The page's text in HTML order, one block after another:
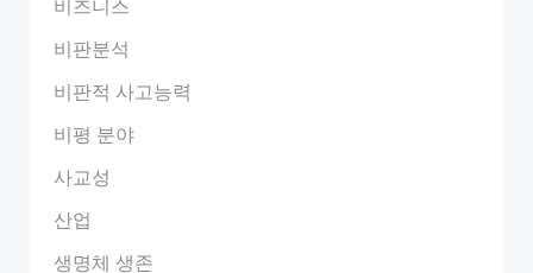
비즈니스
비판분석
비판적 사고능력
비평 분야
사교성
산업
생명체 생존